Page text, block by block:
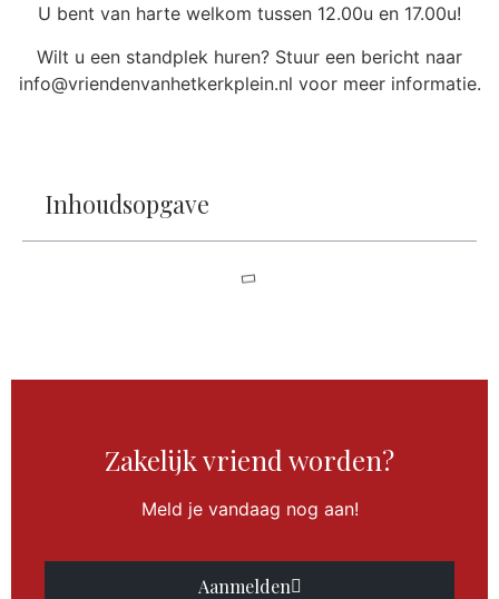
U bent van harte welkom tussen 12.00u en 17.00u!
Wilt u een standplek huren? Stuur een bericht naar
info@vriendenvanhetkerkplein.nl voor meer informatie.
Inhoudsopgave
Zakelijk vriend worden?
Meld je vandaag nog aan!
Aanmelden